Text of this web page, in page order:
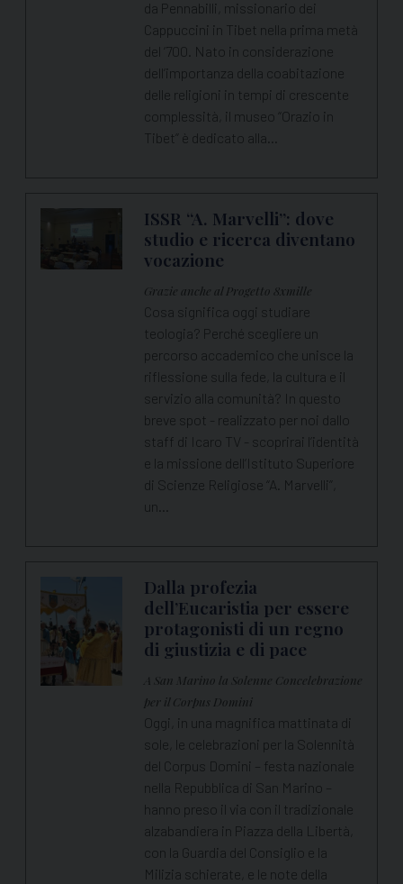
da Pennabilli, missionario dei
Cappuccini in Tibet nella prima metà
del ‘700. Nato in considerazione
dell’importanza della coabitazione
delle religioni in tempi di crescente
complessità, il museo “Orazio in
Tibet” è dedicato alla…
ISSR “A. Marvelli”: dove
studio e ricerca diventano
vocazione
Grazie anche al Progetto 8xmille
Cosa significa oggi studiare
teologia? Perché scegliere un
percorso accademico che unisce la
riflessione sulla fede, la cultura e il
servizio alla comunità? In questo
breve spot - realizzato per noi dallo
staff di Icaro TV - scoprirai l’identità
e la missione dell’Istituto Superiore
di Scienze Religiose “A. Marvelli”,
un…
Dalla profezia
dell’Eucaristia per essere
protagonisti di un regno
di giustizia e di pace
A San Marino la Solenne Concelebrazione
per il Corpus Domini
Oggi, in una magnifica mattinata di
sole, le celebrazioni per la Solennità
del Corpus Domini – festa nazionale
nella Repubblica di San Marino –
hanno preso il via con il tradizionale
alzabandiera in Piazza della Libertà,
con la Guardia del Consiglio e la
Milizia schierate, e le note della